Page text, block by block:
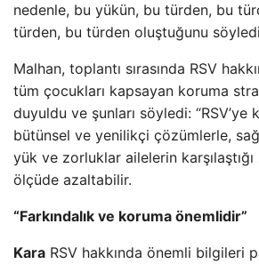
nedenle, bu yükün, bu türden, bu
türden, bu türden oluştuğunu
Malhan, toplantı sırasında RSV
tüm çocukları kapsayan koruma
duyuldu ve şunları söyledi: “RSV’ye
bütünsel ve yenilikçi çözümlerle,
yük ve zorluklar ailelerin
ölçüde azaltabilir.
“Farkındalık ve koruma önemlidir”
Kara RSV hakkında önemli bilgileri